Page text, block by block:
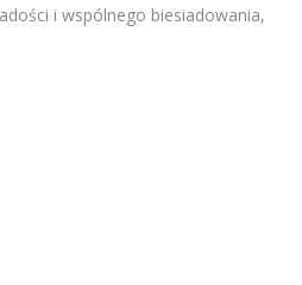
i wspólnego biesiadowania,